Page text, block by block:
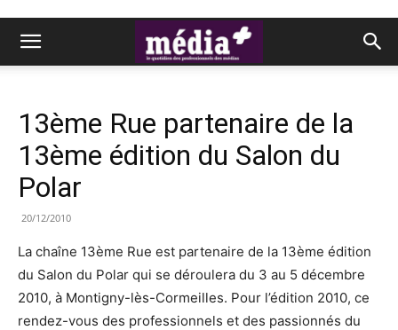
13ème Rue partenaire de la
13ème édition du Salon du
Polar
20/12/2010
La chaîne 13ème Rue est partenaire de la 13ème édition
du Salon du Polar qui se déroulera du 3 au 5 décembre
2010, à Montigny-lès-Cormeilles. Pour l’édition 2010, ce
rendez-vous des professionnels et des passionnés du